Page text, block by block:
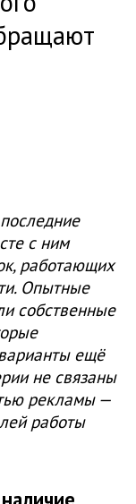
с ним
работающих
Опытные
собственные
ещё
не связаны
рекламы —
работы